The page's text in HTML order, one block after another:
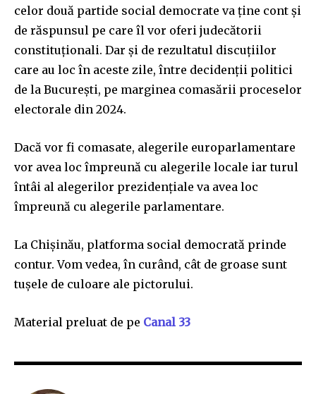
celor două partide social democrate va ține cont și
de răspunsul pe care îl vor oferi judecătorii
constituționali. Dar și de rezultatul discuțiilor
care au loc în aceste zile, între decidenții politici
de la București, pe marginea comasării proceselor
electorale din 2024.
Dacă vor fi comasate, alegerile europarlamentare
vor avea loc împreună cu alegerile locale iar turul
întâi al alegerilor prezidențiale va avea loc
împreună cu alegerile parlamentare.
La Chișinău, platforma social democrată prinde
contur. Vom vedea, în curând, cât de groase sunt
tușele de culoare ale pictorului.
Material preluat de pe Canal 33